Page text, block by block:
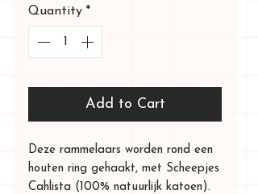
Quantity *
Add to Cart
Deze rammelaars worden rond een
houten ring gehaakt, met Scheepjes
Cahlista (100% natuurlijk katoen).